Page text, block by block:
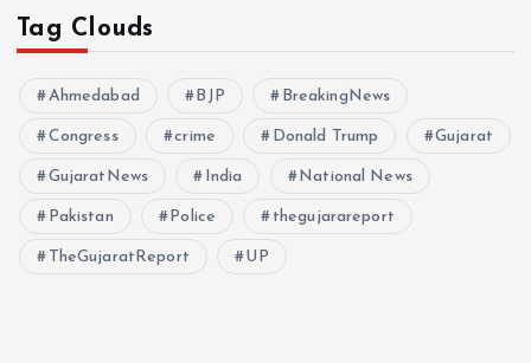
Tag Clouds
Ahmedabad BJP BreakingNews
Congress crime Donald Trump Gujarat
GujaratNews India National News
Pakistan Police thegujarareport
TheGujaratReport UP